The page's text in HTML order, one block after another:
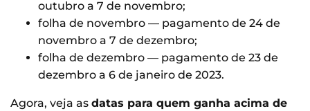
outubro a 7 de novembro;
folha de novembro — pagamento de 24 de
novembro a 7 de dezembro;
folha de dezembro — pagamento de 23 de
dezembro a 6 de janeiro de 2023.
Agora, veja as datas para quem ganha acima de